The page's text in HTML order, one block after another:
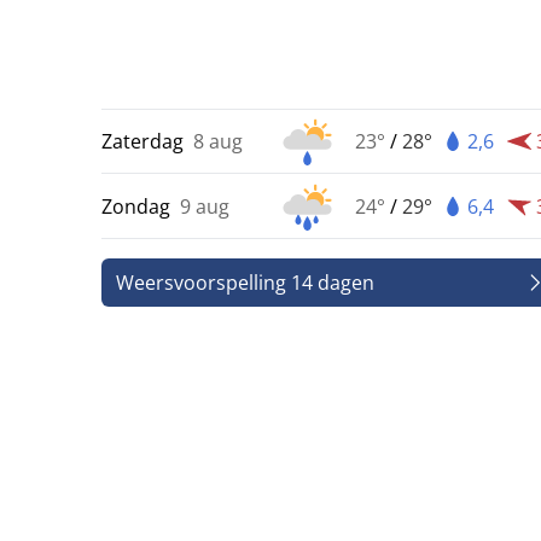
Zaterdag 8 aug 23° /28° 2,6
Zondag 9 aug 24° /29° 6,4
Weersvoorspelling 14 dagen